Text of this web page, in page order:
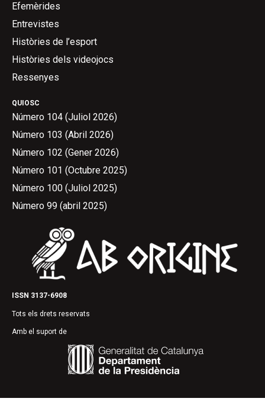
ISSN 3137-6908
Tots els drets reservats
Amb el suport de
QUIOSC
Número 104 (Juliol 2026)
Número 103 (Abril 2026)
Número 102 (Gener 2026)
Número 101 (Octubre 2025)
Número 100 (Juliol 2025)
Número 99 (abril 2025)
Efemèrides
Entrevistes
Històries de l’esport
Històries dels videojocs
Ressenyes